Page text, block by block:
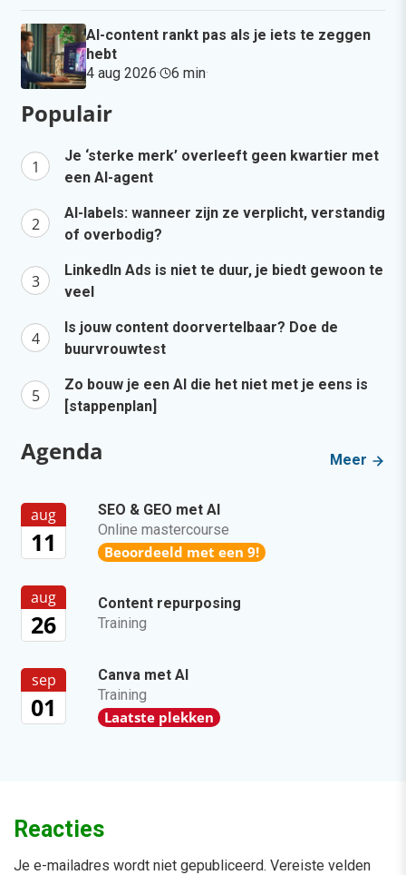
AI-content rankt pas als je iets te zeggen
hebt
4 aug 2026· 6 min·
Populair
Je ‘sterke merk’ overleeft geen kwartier met
een AI-agent
AI-labels: wanneer zijn ze verplicht, verstandig
of overbodig?
LinkedIn Ads is niet te duur, je biedt gewoon te
veel
Is jouw content doorvertelbaar? Doe de
buurvrouwtest
Zo bouw je een AI die het niet met je eens is
[stappenplan]
Agenda Meer
aug
11
SEO & GEO met AI
Online mastercourse
Beoordeeld met een 9!
aug
26
Content repurposing
Training
sep
01
Canva met AI
Training
Laatste plekken
Reacties
Je e-mailadres wordt niet gepubliceerd. Vereiste velden